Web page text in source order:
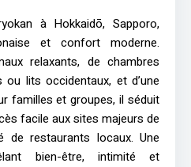
à Hokkaidō, Sapporo,
et confort moderne.
relaxants, de chambres
lits occidentaux, et d’une
familles et groupes, il séduit
facile aux sites majeurs de
de restaurants locaux. Une
bien-être, intimité et